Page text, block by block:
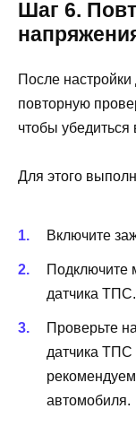
Шаг 6.
После
повторную
чтобы убедиться
Для этого
Включите
Подключите
датчика ТПС.
Проверьте
датчика ТПС
автомобиля.